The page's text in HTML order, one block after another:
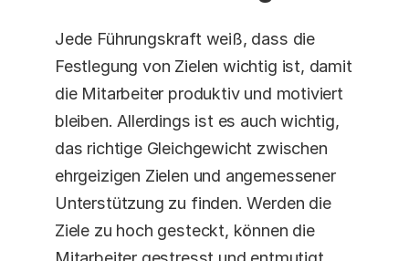
Jede Führungskraft weiß, dass die
Festlegung von Zielen wichtig ist, damit
die Mitarbeiter produktiv und motiviert
bleiben. Allerdings ist es auch wichtig,
das richtige Gleichgewicht zwischen
ehrgeizigen Zielen und angemessener
Unterstützung zu finden. Werden die
Ziele zu hoch gesteckt, können die